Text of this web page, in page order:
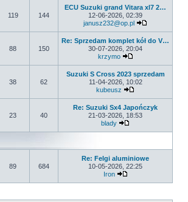
119 144
ECU Suzuki grand Vitara xl7 2…
12-06-2026, 02:39
janusz232@op.pl
88 150
Re: Sprzedam komplet kół do V…
30-07-2026, 20:04
krzymo
38 62
Suzuki S Cross 2023 sprzedam
11-04-2026, 10:02
kubeusz
23 40
Re: Suzuki Sx4 Japończyk
21-03-2026, 18:53
blady
89 684
Re: Felgi aluminiowe
10-05-2026, 22:25
Iron